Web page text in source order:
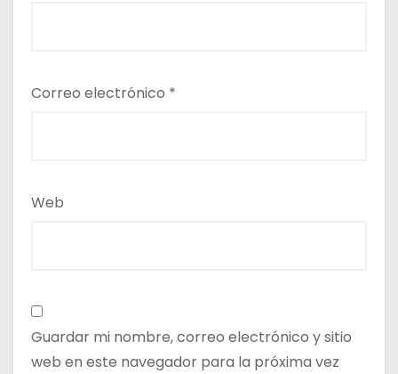
Correo electrónico *
Web
Guardar mi nombre, correo electrónico y sitio
web en este navegador para la próxima vez